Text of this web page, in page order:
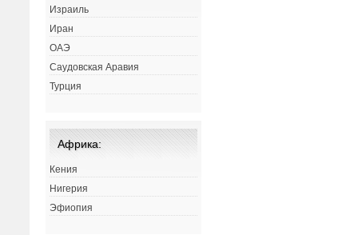
Израиль
Иран
ОАЭ
Саудовская Аравия
Турция
Африка:
Кения
Нигерия
Эфиопия